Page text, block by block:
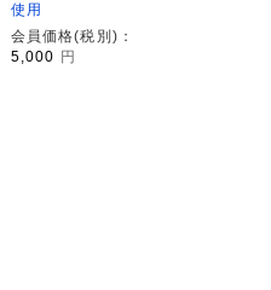
使用
会員価格(税別)：
5,000
円